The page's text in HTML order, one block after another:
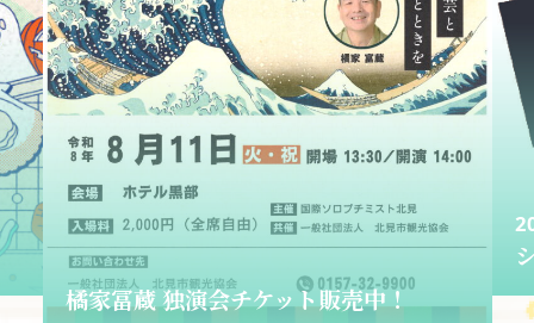
2026.06.01
ショップきたみさん！